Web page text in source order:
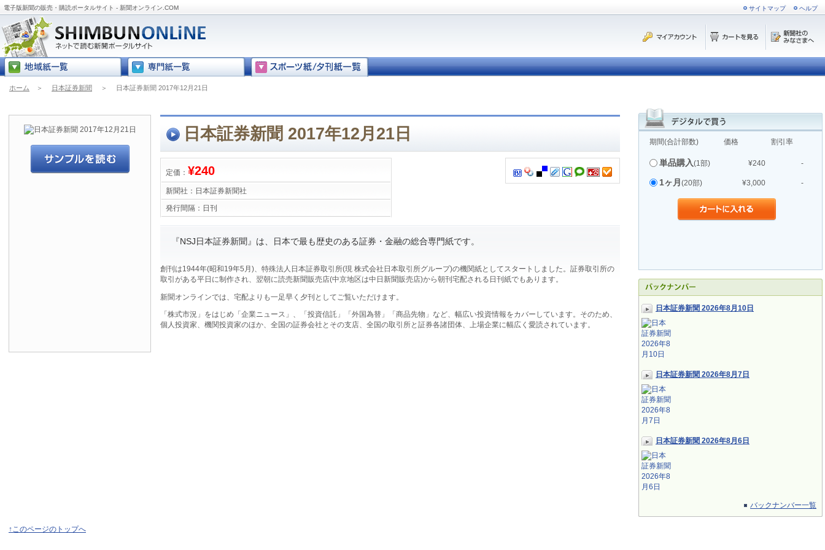
電子版新聞の販売・購読ポータルサイト - 新聞オンライン.COM サイトマップ ヘルプ
ホーム ＞ 日本証券新聞 ＞ 日本証券新聞 2017年12月21日
期間(合計部数) 価格 割引率
単品購入(1部) ¥240 -
1ヶ月 (20部) ¥3,000 -
日本証券新聞 2026年8月10日
日本証券新聞 2026年8月7日
日本証券新聞 2026年8月6日
バックナンバー一覧
日本証券新聞 2017年12月21日
定価： ¥240
新聞社： 日本証券新聞社
発行間隔： 日刊
『NSJ日本証券新聞』は、日本で最も歴史のある証券・金融の総合専門紙です。
創刊は1944年(昭和19年5月)、特殊法人日本証券取引所(現 株式会社日本取引所グループ)の機関紙としてスタートしました。証券取引所の
取引がある平日に制作され、翌朝に読売新聞販売店(中京地区は中日新聞販売店)から朝刊宅配される日刊紙でもあります。
新聞オンラインでは、宅配よりも一足早く夕刊としてご覧いただけます。
「株式市況」をはじめ「企業ニュース」、「投資信託」「外国為替」「商品先物」など、幅広い投資情報をカバーしています。そのため、
個人投資家、機関投資家のほか、全国の証券会社とその支店、全国の取引所と証券各諸団体、上場企業に幅広く愛読されています。
↑このページのトップへ